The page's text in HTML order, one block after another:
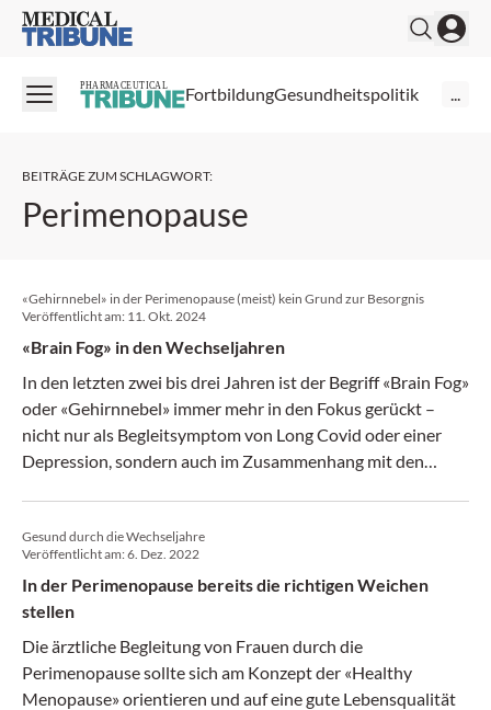
Medical Tribune
PHARMACEUTICAL FortbildungGesundheitspolitik ...
BEITRÄGE ZUM SCHLAGWORT:
Perimenopause
«Gehirnnebel» in der Perimenopause (meist) kein Grund zur Besorgnis
Veröffentlicht am: 11. Okt. 2024
«Brain Fog» in den Wechseljahren
In den letzten zwei bis drei Jahren ist der Begriff «Brain Fog»
oder «Gehirnnebel» immer mehr in den Fokus gerückt –
nicht nur als Begleitsymptom von Long Covid oder einer
Depression, sondern auch im Zusammenhang mit den
Petra Stute, Leitende Ärztin und stellvertretende
Chefärztin Gynäkologische Endokrinologie und
Reproduktionsmedizin, Universitätsklinik für
Frauenheilkunde Bern, am FomF Gynäkologie Update
Refresher.
Gesund durch die Wechseljahre
Veröffentlicht am:6. Dez. 2022
In der Perimenopause bereits die richtigen Weichen
stellen
Die ärztliche Begleitung von Frauen durch die
Perimenopause sollte sich am Konzept der «Healthy
Menopause» orientieren und auf eine gute Lebensqualität